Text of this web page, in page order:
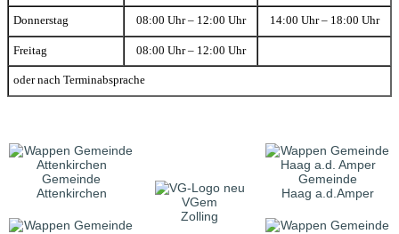
Donnerstag 08:00 Uhr – 12:00 Uhr 14:00 Uhr – 18:00 Uhr
Freitag 08:00 Uhr – 12:00 Uhr
oder nach Terminabsprache
Gemeinde
Attenkirchen
VGem
Zolling
Gemeinde
Haag a.d.Amper